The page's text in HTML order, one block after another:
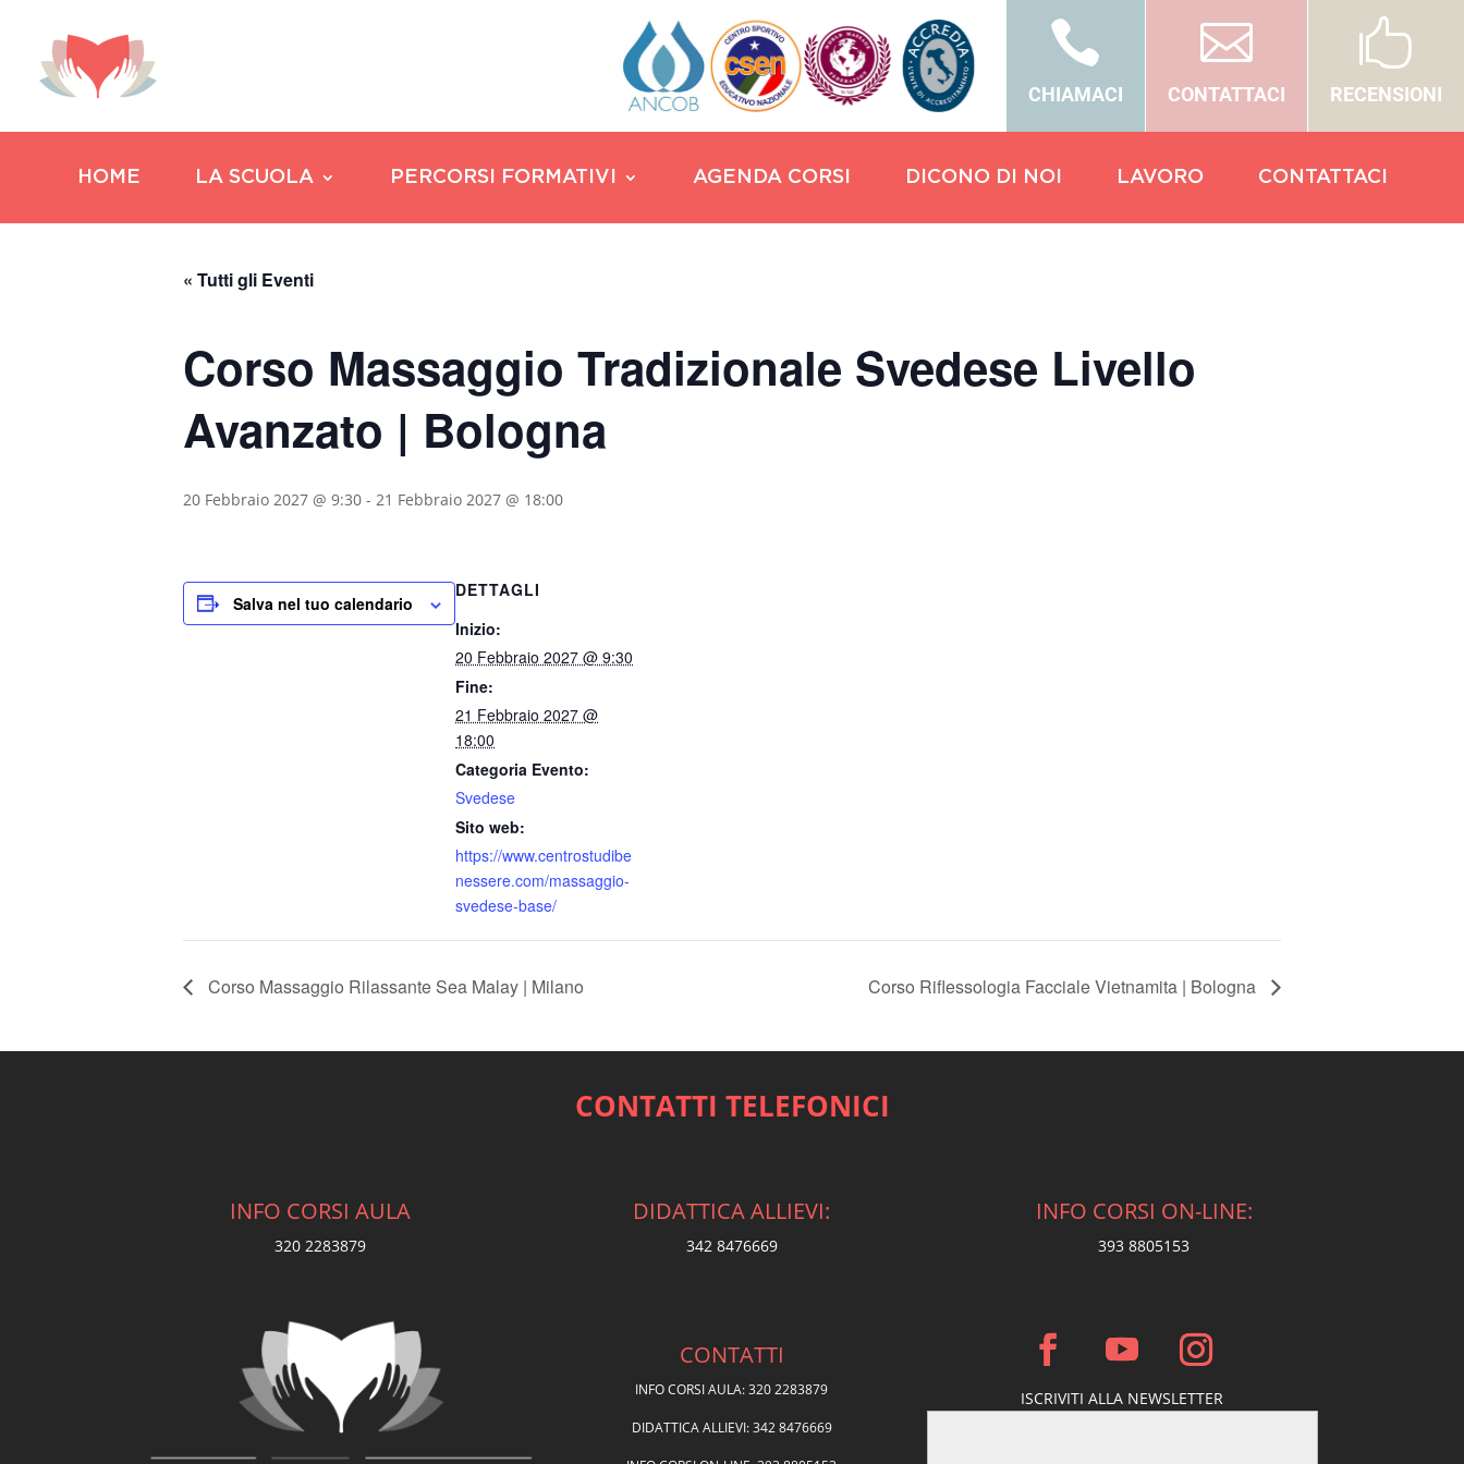

CHIAMACI

CONTATTACI

RECENSIONI
HOME LA SCUOLA PERCORSI FORMATIVI AGENDA CORSI DICONO DI NOI LAVORO CONTATTACI
« Tutti gli Eventi
Corso Massaggio Tradizionale Svedese Livello
Avanzato | Bologna
20 Febbraio 2027 @ 9:30 - 21 Febbraio 2027 @ 18:00
Salva nel tuo calendario
DETTAGLI
Inizio:
20 Febbraio 2027 @ 9:30
Fine:
21 Febbraio 2027 @
18:00
Categoria Evento:
Svedese
Sito web:
https://www.centrostudibe
nessere.com/massaggio-
svedese-base/
Corso Massaggio Rilassante Sea Malay | Milano Corso Riflessologia Facciale Vietnamita | Bologna
CONTATTI TELEFONICI
INFO CORSI AULA
320 2283879
DIDATTICA ALLIEVI:
342 8476669
INFO CORSI ON-LINE:
393 8805153
CONTATTI
INFO CORSI AULA: 320 2283879
DIDATTICA ALLIEVI: 342 8476669
ISCRIVITI ALLA NEWSLETTER